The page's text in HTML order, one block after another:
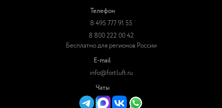
Телефон
8 495 777 91 55
8 800 222 00 42
Бесплатно для регионов России
E-mail
info@fortluft.ru
Чаты